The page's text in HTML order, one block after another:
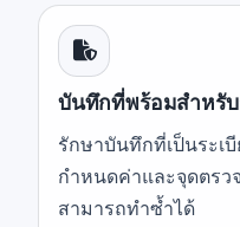
บันทึกที่พร้อมสำหรับ
รักษาบันทึกที่เป็นระเ
กำหนดค่าและจุดตรว
สามารถทำซ้ำได้